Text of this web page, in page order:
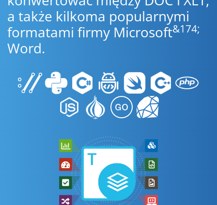
a także kilkoma popularnymi
formatami firmy Microsoft&174;
Word.